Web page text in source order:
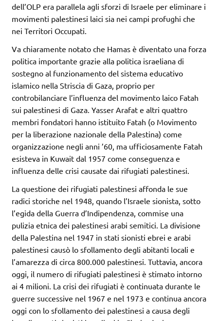
dell’OLP era parallela agli sforzi di Israele per eliminare i
movimenti palestinesi laici sia nei campi profughi che
nei Territori Occupati.
Va chiaramente notato che Hamas è diventato una forza
politica importante grazie alla politica israeliana di
sostegno al funzionamento del sistema educativo
islamico nella Striscia di Gaza, proprio per
controbilanciare l’influenza del movimento laico Fatah
sui palestinesi di Gaza. Yasser Arafat e altri quattro
membri fondatori hanno istituito Fatah (o Movimento
per la liberazione nazionale della Palestina) come
organizzazione negli anni ’60, ma ufficiosamente Fatah
esisteva in Kuwait dal 1957 come conseguenza e
influenza delle crisi causate dai rifugiati palestinesi.
La questione dei rifugiati palestinesi affonda le sue
radici storiche nel 1948, quando l’Israele sionista, sotto
l’egida della Guerra d’Indipendenza, commise una
pulizia etnica dei palestinesi arabi semitici. La divisione
della Palestina nel 1947 in stati sionisti ebrei e arabi
palestinesi causò lo sfollamento degli abitanti locali e
l’amarezza di circa 800.000 palestinesi. Tuttavia, ancora
oggi, il numero di rifugiati palestinesi è stimato intorno
ai 4 milioni. La crisi dei rifugiati è continuata durante le
guerre successive nel 1967 e nel 1973 e continua ancora
oggi con lo sfollamento dei palestinesi a causa degli